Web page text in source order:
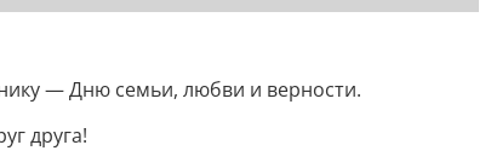
— Дню семьи, любви и верности.
друга!